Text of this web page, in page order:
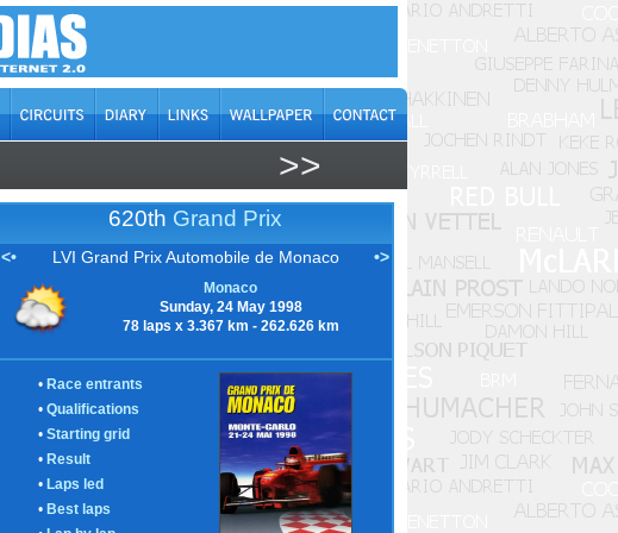
>>
620th Grand Prix
<• LVI Grand Prix Automobile de Monaco •>
Monaco
Sunday, 24 May 1998
78 laps x 3.367 km - 262.626 km
• Race entrants
• Qualifications
• Starting grid
• Result
• Laps led
• Best laps